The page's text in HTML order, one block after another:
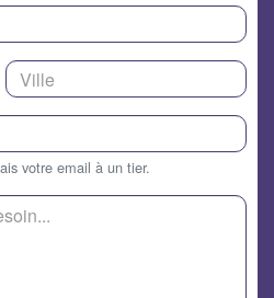
votre email à un tier.